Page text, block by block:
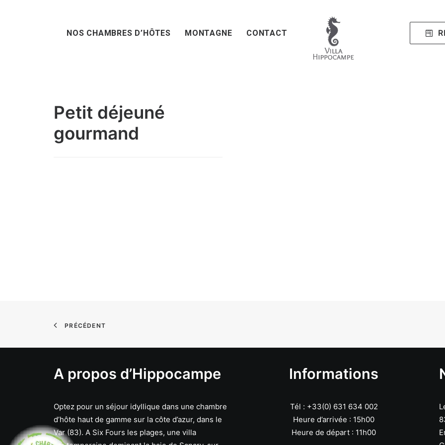
NOS CHAMBRES D’HÔTES MONTAGNE CONTACT
Petit déjeuné
gourmand
PRÉCÉDENT
A propos d’Hippocampe
Optez pour un séjour idyllique dans une chambre
d’hôte haut de gamme sur la côte d’azur, dans le
Var (83). A Six Fours les plages, une villa
Informations
Tél : +33(0) 631 634 002
Heure d’arrivée : 15h00
Heure de départ : 11h00